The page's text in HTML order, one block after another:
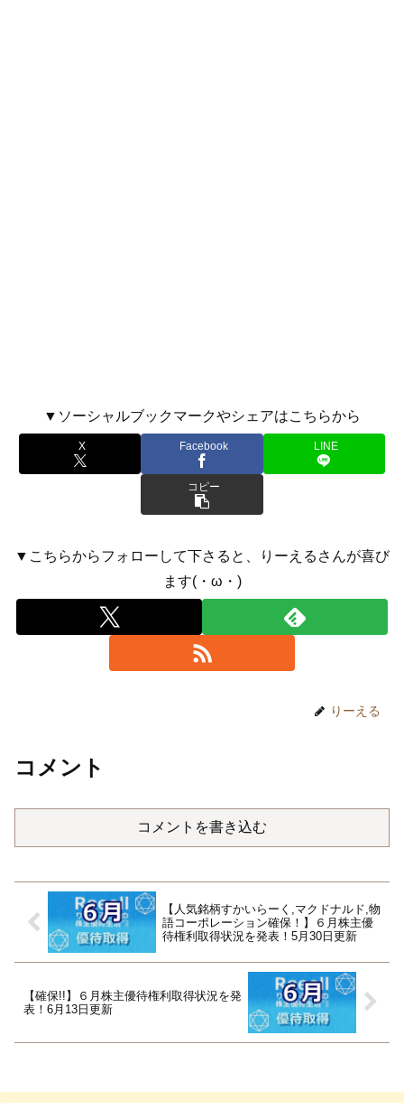
▼ソーシャルブックマークやシェアはこちらから
X Facebook LINE
コピー
▼こちらからフォローして下さると、りーえるさんが喜び
ます(・ω・)
りーえる
コメント
コメントを書き込む
【人気銘柄すかいらーく,マクドナルド,物
語コーポレーション確保！】６月株主優
待権利取得状況を発表！5月30日更新
【確保!!】６月株主優待権利取得状況を発
表！6月13日更新